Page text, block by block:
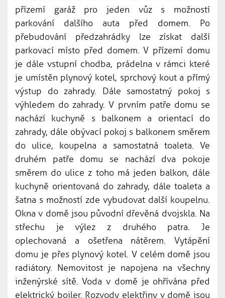
přízemí garáž pro jeden vůz s možností
parkování dalšího auta před domem. Po
přebudování předzahrádky lze získat další
parkovací místo před domem. V přízemí domu
je dále vstupní chodba, prádelna v rámci které
je umístěn plynový kotel, sprchový kout a přímý
výstup do zahrady. Dále samostatný pokoj s
výhledem do zahrady. V prvním patře domu se
nachází kuchyně s balkonem a orientací do
zahrady, dále obývací pokoj s balkonem směrem
do ulice, koupelna a samostatná toaleta. Ve
druhém patře domu se nachází dva pokoje
směrem do ulice z toho má jeden balkon, dále
kuchyně orientovaná do zahrady, dále toaleta a
šatna s možností zde vybudovat další koupelnu.
Okna v domě jsou původní dřevěná dvojskla. Na
střechu je výlez z druhého patra. Je
oplechovaná a ošetřena nátěrem. Vytápění
domu je přes plynový kotel. V celém domě jsou
radiátory. Nemovitost je napojena na všechny
inženýrské sítě. Voda v domě je ohřívána před
elektrický bojler. Rozvody elektřiny v domě jsou